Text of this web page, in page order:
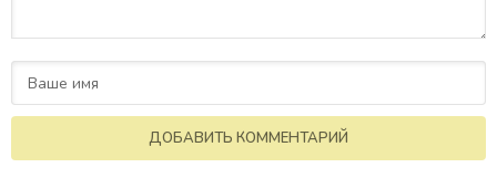
ДОБАВИТЬ КОММЕНТАРИЙ